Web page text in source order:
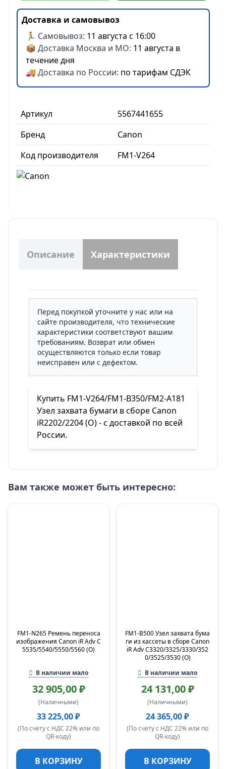
Артикул
5567441655
Бренд
Canon
Код производителя
FM1-V264
Доставка и самовывоз
🏃 Самовывоз: 11 августа с 16:00
📦 Доставка Москва и МО: 11 августа в
течение дня
🚚 Доставка по России: по тарифам СДЭК
Описание Характеристики
Перед покупкой уточните у нас или на
сайте производителя, что технические
характеристики соответствуют вашим
требованиям. Возврат или обмен
осуществляются только если товар
неисправен или с дефектом.
Купить FM1-V264/FM1-B350/FM2-A181
Узел захвата бумаги в сборе Canon
iR2202/2204 (O) - с доставкой по всей
России.
Вам также может быть интересно:
FM1-N265 Ремень переноса
изображения Canon iR Adv C
5535/5540/5550/5560 (O)
В наличии мало
32 905,00 ₽
(Наличными)
33 225,00 ₽
(По счету с НДС 22% или по
QR-коду)
В КОРЗИНУ
FM1-B500 Узел захвата бума
ги из кассеты в сборе Canon
iR Adv C3320/3325/3330/352
0/3525/3530 (O)
В наличии мало
24 131,00 ₽
(Наличными)
24 365,00 ₽
(По счету с НДС 22% или по
QR-коду)
В КОРЗИНУ